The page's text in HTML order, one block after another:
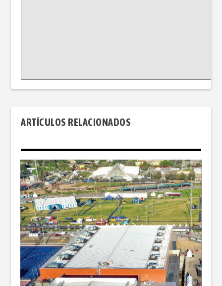
ARTÍCULOS RELACIONADOS